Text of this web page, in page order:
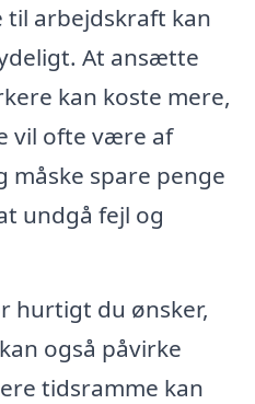
arbejdskraft kan
At ansætte
kan koste mere,
vil ofte være af
måske spare penge
undgå fejl og
hurtigt du ønsker,
også påvirke
tidsramme kan